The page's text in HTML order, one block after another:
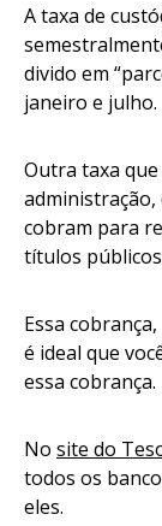
A taxa de
divido em
janeiro e julho.
Outra taxa
cobram para
títulos
Essa
é ideal que
essa cobrança.
No site do
todos os
eles.